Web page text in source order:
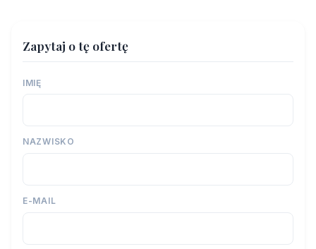
Zapytaj o tę ofertę
IMIĘ
NAZWISKO
E-MAIL